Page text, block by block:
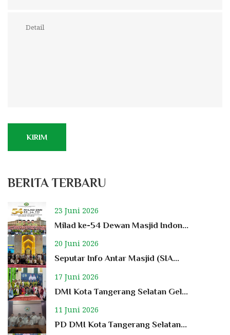
KIRIM
BERITA TERBARU
23 Juni 2026
Milad ke-54 Dewan Masjid Indon...
20 Juni 2026
Seputar Info Antar Masjid (SIA...
17 Juni 2026
DMI Kota Tangerang Selatan Gel...
11 Juni 2026
PD DMI Kota Tangerang Selatan...